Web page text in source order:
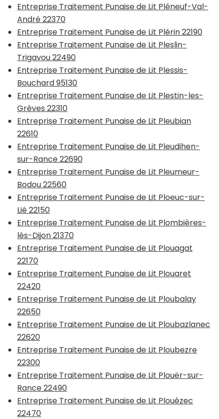
Entreprise Traitement Punaise de Lit Pléneuf-Val-
André 22370
Entreprise Traitement Punaise de Lit Plérin 22190
Entreprise Traitement Punaise de Lit Pleslin-
Trigavou 22490
Entreprise Traitement Punaise de Lit Plessis-
Bouchard 95130
Entreprise Traitement Punaise de Lit Plestin-les-
Grèves 22310
Entreprise Traitement Punaise de Lit Pleubian
22610
Entreprise Traitement Punaise de Lit Pleudihen-
sur-Rance 22690
Entreprise Traitement Punaise de Lit Pleumeur-
Bodou 22560
Entreprise Traitement Punaise de Lit Ploeuc-sur-
Lié 22150
Entreprise Traitement Punaise de Lit Plombières-
lès-Dijon 21370
Entreprise Traitement Punaise de Lit Plouagat
22170
Entreprise Traitement Punaise de Lit Plouaret
22420
Entreprise Traitement Punaise de Lit Ploubalay
22650
Entreprise Traitement Punaise de Lit Ploubazlanec
22620
Entreprise Traitement Punaise de Lit Ploubezre
22300
Entreprise Traitement Punaise de Lit Plouër-sur-
Rance 22490
Entreprise Traitement Punaise de Lit Plouézec
22470